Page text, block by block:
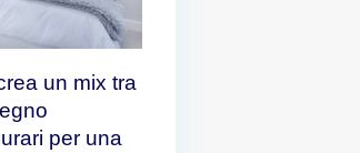
un mix tra
per una